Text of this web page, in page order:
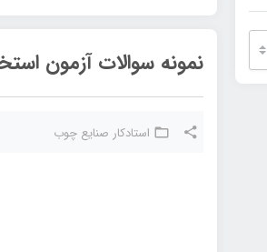
نمونه سوالات آزمون
استادکار صنایع چوب